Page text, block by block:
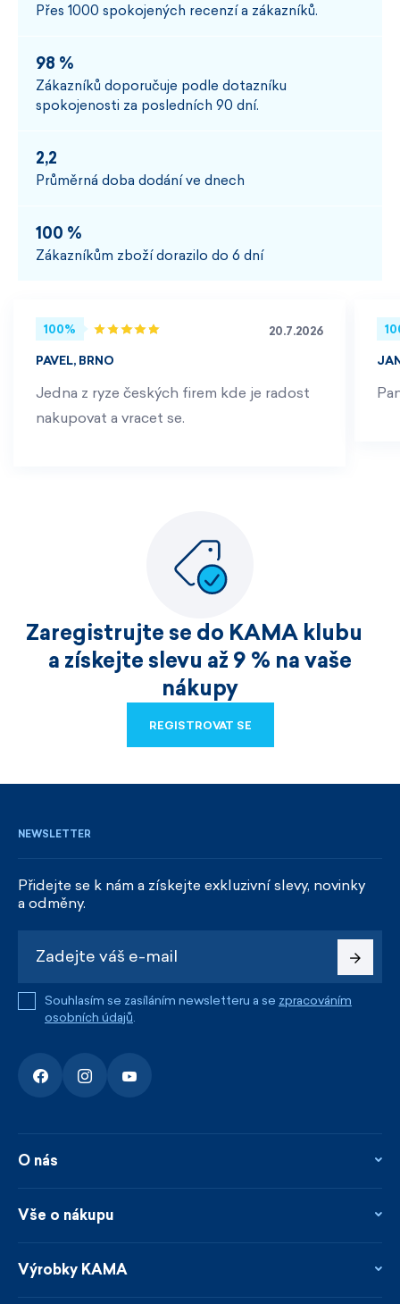
Přes 1000 spokojených recenzí a zákazníků.
98 %
Zákazníků doporučuje podle dotazníku
spokojenosti za posledních 90 dní.
2,2
Průměrná doba dodání ve dnech
100 %
Zákazníkům zboží dorazilo do 6 dní
100% 20.7.2026
PAVEL, BRNO
Jedna z ryze českých firem kde je radost
nakupovat a vracet se.
Zaregistrujte se do KAMA klubu
a získejte slevu až 9 % na vaše
nákupy
REGISTROVAT SE
NEWSLETTER
Přidejte se k nám a získejte exkluzivní slevy, novinky
a odměny.
Souhlasím se zasíláním newsletteru a se zpracováním
osobních údajů.
O nás
Kontakty
Novinky
Vše o nákupu
Věrnostní program
Výrobky KAMA